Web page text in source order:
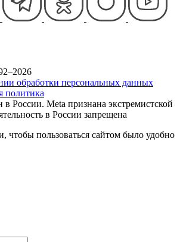
обработки персональных данных
политика
в России. Meta признана экстремистской
в России запрещена
чтобы пользоваться сайтом было удобно